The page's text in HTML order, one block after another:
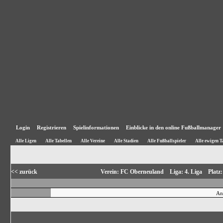
Login Registrieren Spielinformationen Einblicke in den online Fußballmanager
Alle Ligen Alle Tabellen Alle Vereine Alle Stadien Alle Fußballspieler Alle ewigen
<< zurück Verein: FC Oberneuland Liga: 4. Liga